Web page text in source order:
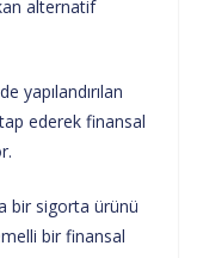
alternatif
yapılandırılan
ederek finansal
bir sigorta ürünü
bir finansal